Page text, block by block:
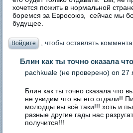
хочется пожить в нормальной
боремся за Евросоюз, сейчас мы
будущее.
Войдите , чтобы оставлять
Блин как ты точно сказала что
pachkuale (не проверено) on 27
Блин как ты точно сказала что
не увидим что вы его отдали!!
молодцы вы всё таки!!! хоть и
разные другие гады нас
получится!!!